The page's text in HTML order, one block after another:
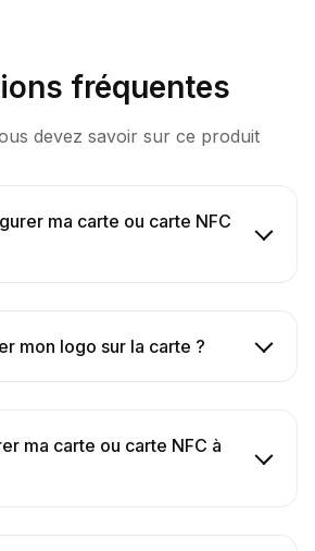
mm
(Near Field Communication)
et aux manipulations
fréquentes
devez savoir sur ce produit
ma carte ou carte NFC
mon logo sur la carte ?
ma carte ou carte NFC à